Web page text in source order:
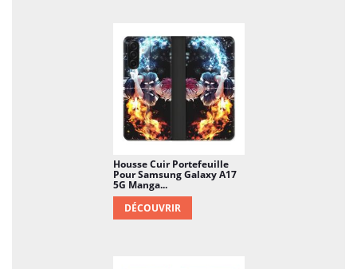
Housse Cuir Portefeuille
Pour Samsung Galaxy A17
5G Manga...
DÉCOUVRIR